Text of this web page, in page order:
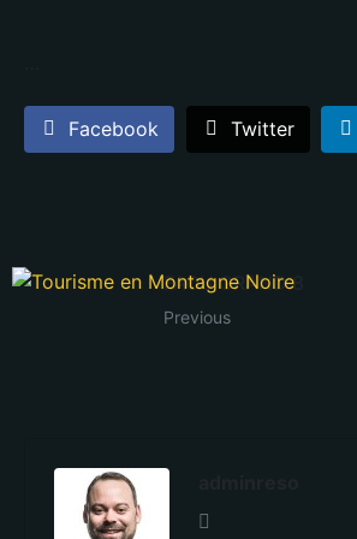
Facebook Twitter
FAOU GRAND 8
Previous